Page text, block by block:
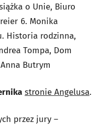
o Unie, Biuro
6. Monika
Historia rodzinna,
Tompa, Dom
Butrym
stronie Angelusa.
przez jury –